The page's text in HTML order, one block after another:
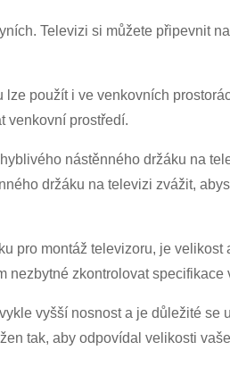
Televizi si můžete připevnit
použít i ve venkovních
venkovní prostředí.
nástěnného držáku na
držáku na televizi zvážit,
pro montáž televizoru, je
nezbytné zkontrolovat specifikace
vyšší nosnost a je důležité se
tak, aby odpovídal velikosti